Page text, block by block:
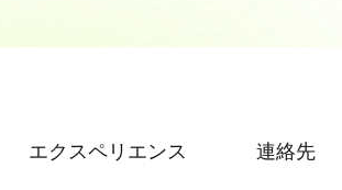
エクスペリエンス 連絡先